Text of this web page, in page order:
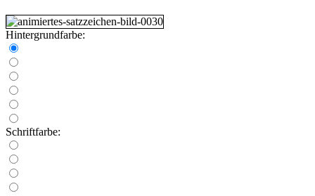
Hintergrundfarbe:
Schriftfarbe: